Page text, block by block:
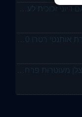
סט 6 כוסות מיוחדות ויפות דגם דיוני זכוכית לעריכת שולחן 300 מל ארקוסטיל
צלחת מרוקאית זכוכית מעוטרת אותנטי רטרו 20 סמ
סט 6 צלחות מנה עקרית פורצלן מעוטרות פרחים ומהודרות 26 סמ GURAL